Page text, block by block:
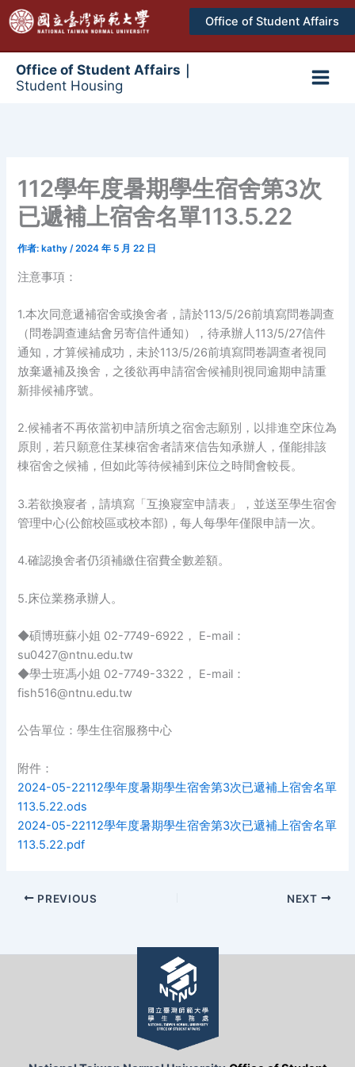
至
Office of Student Affairs
Office of Student Affairs｜
Student Housing
112學年度暑期學生宿舍第3次
已遞補上宿舍名單113.5.22
作者: kathy/2024 年 5 月 22 日
注意事項：
1.本次同意遞補宿舍或換舍者，請於113/5/26前填寫問卷調查
（問卷調查連結會另寄信件通知），待承辦人113/5/27信件
通知，才算候補成功，未於113/5/26前填寫問卷調查者視同
放棄遞補及換舍，之後欲再申請宿舍候補則視同逾期申請重
新排候補序號。
2.候補者不再依當初申請所填之宿舍志願別，以排進空床位為
原則，若只願意住某棟宿舍者請來信告知承辦人，僅能排該
棟宿舍之候補，但如此等待候補到床位之時間會較長。
3.若欲換寢者，請填寫「互換寢室申請表」，並送至學生宿舍
管理中心(公館校區或校本部)，每人每學年僅限申請一次。
4.確認換舍者仍須補繳住宿費全數差額。
5.床位業務承辦人。
◆碩博班蘇小姐 02-7749-6922， E-mail：
su0427@ntnu.edu.tw
◆學士班馮小姐 02-7749-3322， E-mail：
fish516@ntnu.edu.tw
公告單位：學生住宿服務中心
附件：
2024-05-22112學年度暑期學生宿舍第3次已遞補上宿舍名單
113.5.22.ods
2024-05-22112學年度暑期學生宿舍第3次已遞補上宿舍名單
113.5.22.pdf
PREVIOUS NEXT